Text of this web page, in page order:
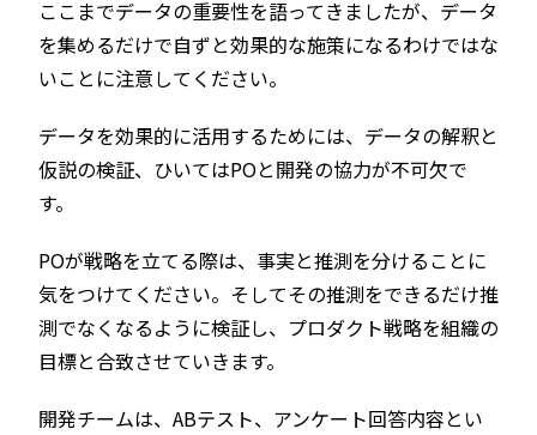
ここまでデータの重要性を語ってきましたが、データ
を集めるだけで自ずと効果的な施策になるわけではな
いことに注意してください。
データを効果的に活用するためには、データの解釈と
仮説の検証、ひいてはPOと開発の協力が不可欠で
す。
POが戦略を立てる際は、事実と推測を分けることに
気をつけてください。そしてその推測をできるだけ推
測でなくなるように検証し、プロダクト戦略を組織の
目標と合致させていきます。
開発チームは、ABテスト、アンケート回答内容とい